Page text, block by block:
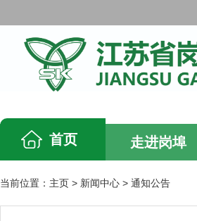
首页 走进岗埠
当前位置： 主页 > 新闻中心 > 通知公告